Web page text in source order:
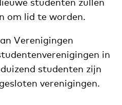
om lid te worden.
Verenigingen
in
studenten zijn
verenigingen.